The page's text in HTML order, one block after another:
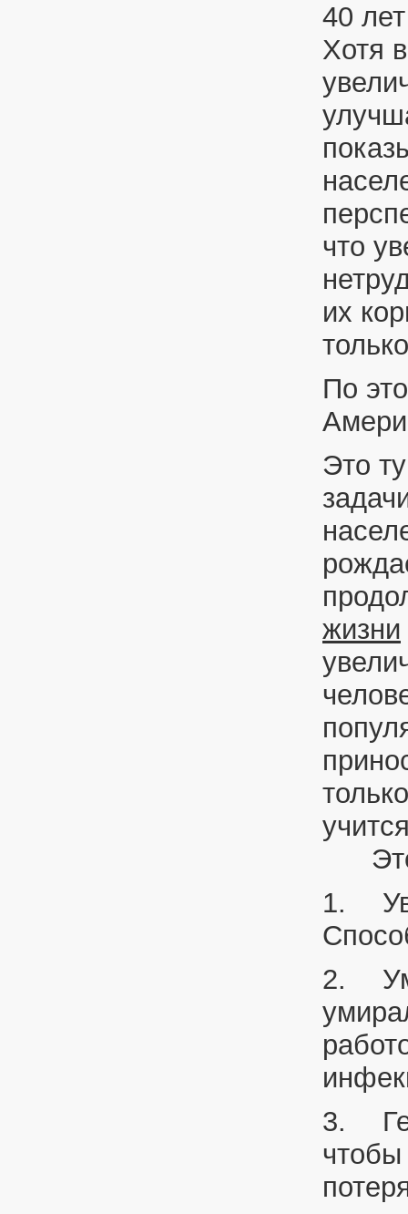
40
Хотя
что
их
По
Это
жизни
Это
1.
2.
3.
чтобы